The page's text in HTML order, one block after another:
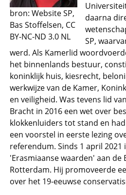
bron: Website SP,
Bas Stoffelsen, CC
BY-NC-ND 3.0 NL
daarna
SP,
werd. Als Kamerlid
het binnenlands bestuur,
koninklijk huis, kiesrecht,
werkwijze van de Kamer,
en veiligheid. Was tevens lid
Bracht in 2016 een wet over
klokkenluiders tot stand en
een voorstel in eerste lezing
referendum. Sinds 1 april
'Erasmiaanse waarden' aan de
Rotterdam. Hij promoveerde
over het 19-eeuwse